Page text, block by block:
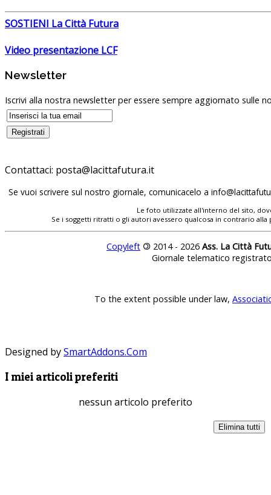
SOSTIENI La Città Futura
Video presentazione LCF
Newsletter
Iscrivi alla nostra newsletter per essere sempre aggiornato sulle
Contattaci:
Se vuoi scrivere sul nostro giornale, comunicacelo a
Le foto utilizzate all'interno del sito,
Se i soggetti ritratti o gli autori avessero qualcosa in contrario
Copyleft © 2014 - 2026 Ass. La Città
Giornale telematico
To the extent possible under law,
Designed bySmartAddons.Com
I miei articoli preferiti
nessun articolo preferito